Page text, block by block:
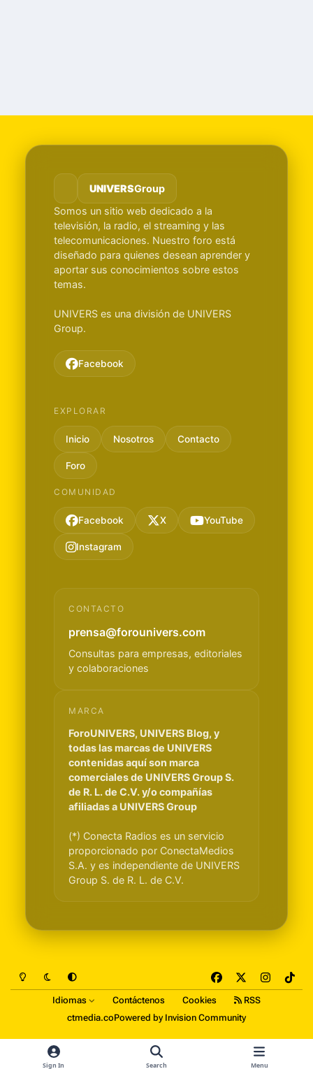
UNIVERSGroup
Somos un sitio web dedicado a la
televisión, la radio, el streaming y las
telecomunicaciones. Nuestro foro está
diseñado para quienes desean aprender y
aportar sus conocimientos sobre estos
temas.
UNIVERS es una división de UNIVERS
Group.
Facebook
EXPLORAR
Inicio Nosotros Contacto
Foro
COMUNIDAD
Facebook X YouTube
Instagram
CONTACTO
prensa@forounivers.com
Consultas para empresas, editoriales
y colaboraciones
MARCA
ForoUNIVERS, UNIVERS Blog, y
todas las marcas de UNIVERS
contenidas aquí son marca
comerciales de UNIVERS Group S.
de R. L. de C.V. y/o compañías
afiliadas a UNIVERS Group
(*) Conecta Radios es un servicio
proporcionado por ConectaMedios
S.A. y es independiente de UNIVERS
Group S. de R. L. de C.V.
Light ModeDark ModeSystem Preference
a
c
e
b
n
s
a
g
i
o
Idiomas Contáctenos Cookies
RSS
ctmedia.coPowered by Invision Community
Sign In Search Menu